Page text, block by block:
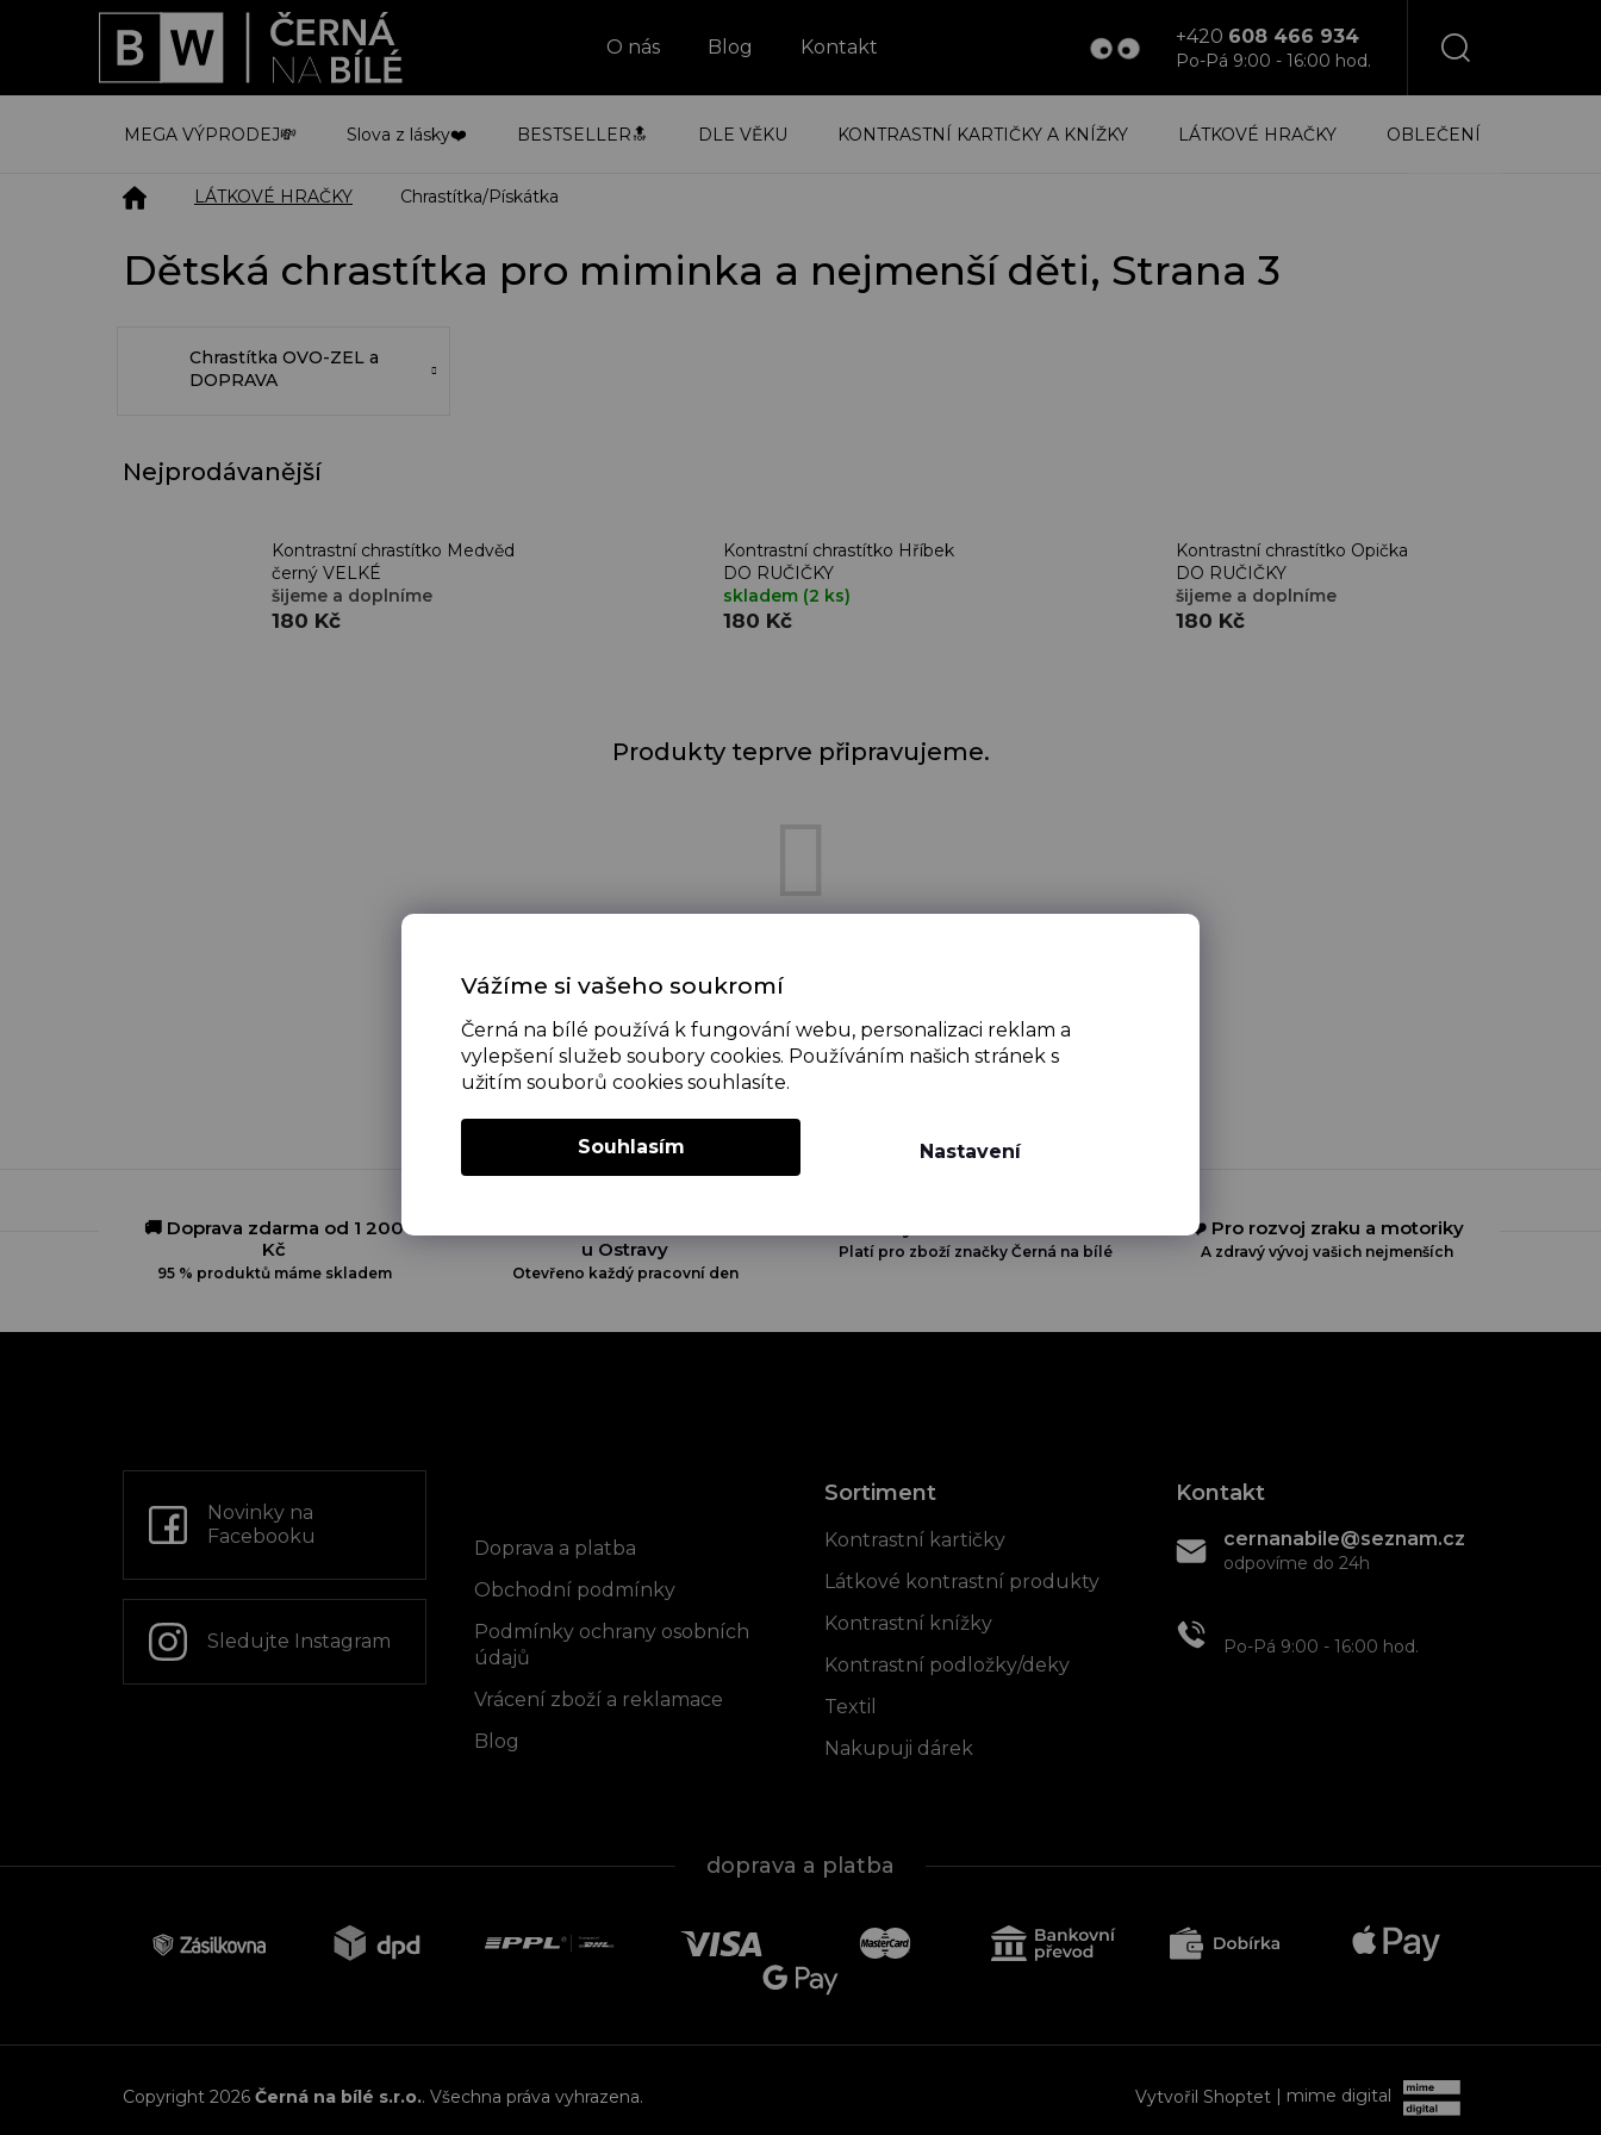
Vážíme si vašeho soukromí
Černá na bílé používá k fungování webu, personalizaci reklam a
vylepšení služeb soubory cookies. Používáním našich stránek s
užitím souborů cookies souhlasíte.
Nastavení
Souhlasím
O nás Blog Kontakt +420 608 466 934
Po-Pá 9:00 - 16:00 hod.
KOŠÍK
MEGA VÝPRODEJ💸 Slova z lásky❤️ BESTSELLER🔝 DLE VĚKU KONTRASTNÍ KARTIČKY A KNÍŽKY LÁTKOVÉ HRAČKY OBLEČENÍ
DomůLÁTKOVÉ HRAČKY Chrastítka/Pískátka
Dětská chrastítka pro miminka a nejmenší děti, Strana 3
Chrastítka OVO-ZEL a
DOPRAVA
Nejprodávanější
Kontrastní chrastítko Medvěd
černý VELKÉ
šijeme a doplníme
180 Kč
Kontrastní chrastítko Hříbek
DO RUČIČKY
skladem (2 ks)
180 Kč
Kontrastní chrastítko Opička
DO RUČIČKY
šijeme a doplníme
180 Kč
Produkty teprve připravujeme.
Můžete se ale podívat na ostatní kategorie.
ZPĚT DO OBCHODU
🚚 Doprava zdarma od 1 200
Kč
95 % produktů máme skladem
u Ostravy
Otevřeno každý pracovní den
Platí pro zboží značky Černá na bílé
❤️ Pro rozvoj zraku a motoriky
A zdravý vývoj vašich nejmenších
Novinky na
Facebooku
Sledujte Instagram
Doprava a platba
Obchodní podmínky
Podmínky ochrany osobních
údajů
Vrácení zboží a reklamace
Blog
Sortiment
Kontrastní kartičky
Látkové kontrastní produkty
Kontrastní knížky
Kontrastní podložky/deky
Textil
Nakupuji dárek
Kontakt
cernanabile@seznam.cz
odpovíme do 24h
Po-Pá 9:00 - 16:00 hod.
doprava a platba
Vytvořil Shoptet | mime digital
Copyright 2026 Černá na bílé s.r.o.. Všechna práva vyhrazena.